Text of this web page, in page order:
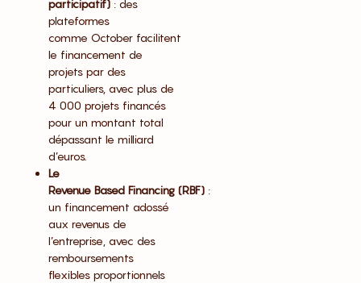
participatif) : des
plateformes
comme October facilitent
le financement de
projets par des
particuliers, avec plus de
4 000 projets financés
pour un montant total
dépassant le milliard
d’euros.
Le
Revenue Based Financing (RBF) :
un financement adossé
aux revenus de
l’entreprise, avec des
remboursements
flexibles proportionnels